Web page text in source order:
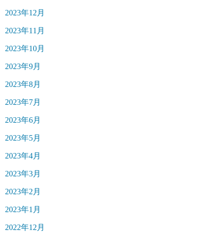
2023年12月
2023年11月
2023年10月
2023年9月
2023年8月
2023年7月
2023年6月
2023年5月
2023年4月
2023年3月
2023年2月
2023年1月
2022年12月